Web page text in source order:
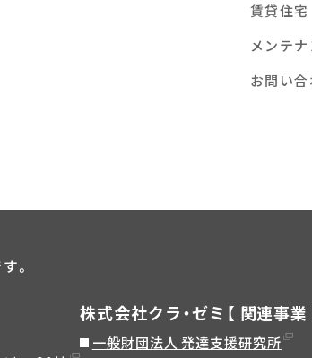
賃貸住宅
メンテナ
お問い合
。
株式会社クラ・ゼミ【 関連事業
一般財団法人 発達支援研究所